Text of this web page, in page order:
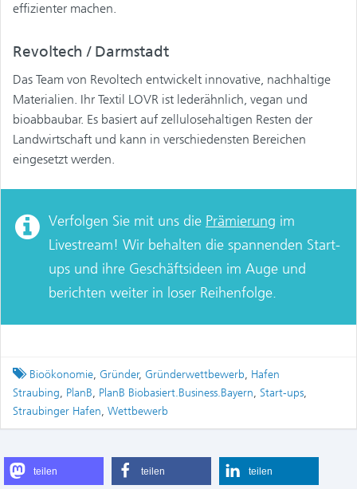
effizienter machen.
Revoltech / Darmstadt
Das Team von Revoltech entwickelt innovative, nachhaltige
Materialien. Ihr Textil LOVR ist lederähnlich, vegan und
bioabbaubar. Es basiert auf zellulosehaltigen Resten der
Landwirtschaft und kann in verschiedensten Bereichen
eingesetzt werden.
Verfolgen Sie mit uns die Prämierung im
Livestream! Wir behalten die spannenden Start-
ups und ihre Geschäftsideen im Auge und
berichten weiter in loser Reihenfolge.
Tagged
Bioökonomie, Gründer, Gründerwettbewerb, Hafen
Straubing, PlanB, PlanB Biobasiert.Business.Bayern, Start-ups,
Straubinger Hafen, Wettbewerb
teilen teilen teilen